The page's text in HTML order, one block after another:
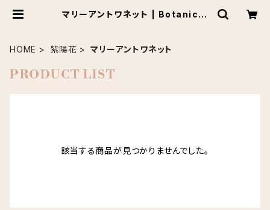
マリーアントワネット | Botanical
HOME 紫陽花 マリーアントワネット
PRODUCT LIST
該当する商品が見つかりませんでした。